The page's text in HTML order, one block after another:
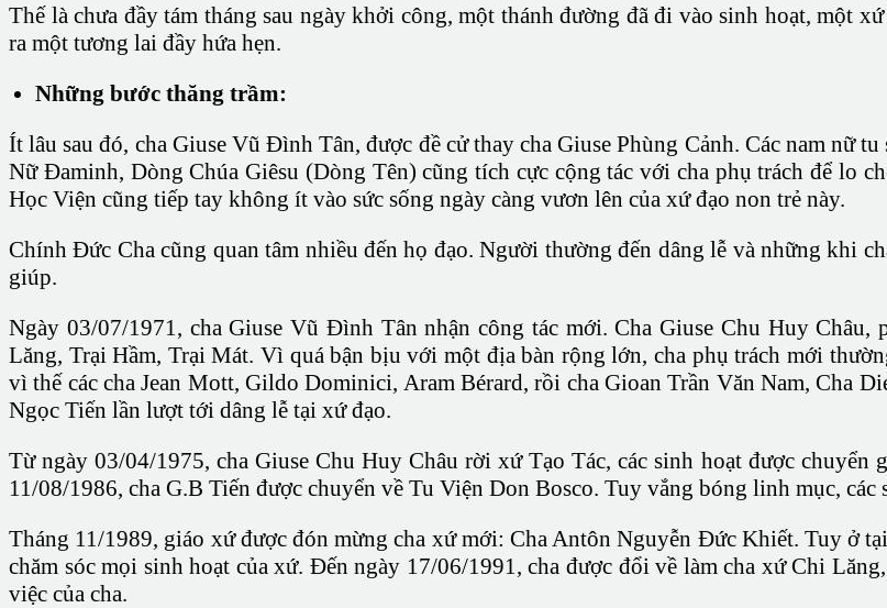
Thế là chưa đầy tám tháng sau ngày khởi công, một thánh đường đã đi vào sinh hoạt, một
ra một tương lai đầy hứa hẹn.
Những bước thăng trầm:
Ít lâu sau đó, cha Giuse Vũ Ðình Tân, được đề cử thay cha Giuse Phùng Cảnh. Các nam nữ
Nữ Ðaminh, Dòng Chúa Giêsu (Dòng Tên) cũng tích cực cộng tác với cha phụ trách để lo
Học Viện cũng tiếp tay không ít vào sức sống ngày càng vươn lên của xứ đạo non trẻ này.
Chính Ðức Cha cũng quan tâm nhiều đến họ đạo. Người thường đến dâng lễ và những khi
giúp.
Ngày 03/07/1971, cha Giuse Vũ Ðình Tân nhận công tác mới. Cha Giuse Chu Huy
Lăng, Trại Hầm, Trại Mát. Vì quá bận bịu với một địa bàn rộng lớn, cha phụ trách mới
vì thế các cha Jean Mott, Gildo Dominici, Aram Bérard, rồi cha Gioan Trần Văn Nam, Cha
Ngọc Tiến lần lượt tới dâng lễ tại xứ đạo.
Từ ngày 03/04/1975, cha Giuse Chu Huy Châu rời xứ Tạo Tác, các sinh hoạt được
11/08/1986, cha G.B Tiến được chuyển về Tu Viện Don Bosco. Tuy vắng bóng linh mục,
Tháng 11/1989, giáo xứ được đón mừng cha xứ mới: Cha Antôn Nguyễn Ðức Khiết. Tuy ở
chăm sóc mọi sinh hoạt của xứ. Ðến ngày 17/06/1991, cha được đổi về làm cha xứ Chi
việc của cha.